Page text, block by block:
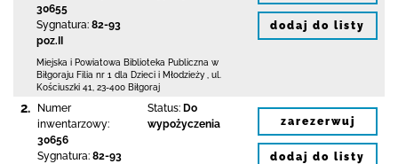
30655
Sygnatura: 82-93
poz.II
Miejska i Powiatowa Biblioteka Publiczna w
Biłgoraju Filia nr 1 dla Dzieci i Młodzieży
ul.
Kościuszki 41
23-400 Biłgoraj
dodaj do listy
2.
Numer
inwentarzowy:
30656
Sygnatura: 82-93
Status: Do
wypożyczenia
zarezerwuj
dodaj do listy